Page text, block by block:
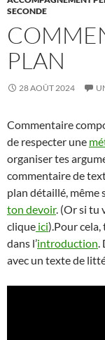
SECONDE
PLAN
28 AOÛT 2024
Commentaire
de respecter une
organiser tes
commentaire de
plan détaillé, même
ton devoir. (Or si tu
clique ici).Pour
dans l’introduction.
avec un texte de